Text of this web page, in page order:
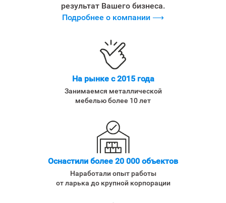
результат Вашего бизнеса.
Подробнее о компании ⟶
На рынке с 2015 года
Занимаемся металлической
мебелью более 10 лет
Оснастили более 20 000 объектов
Наработали опыт работы
от ларька до крупной корпорации